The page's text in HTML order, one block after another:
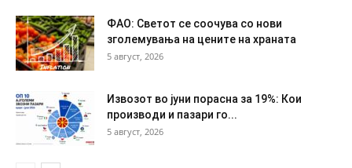
ФАО: Светот се соочува со нови
зголемувања на цените на храната
5 август, 2026
Извозот во јуни порасна за 19%: Кои
производи и пазари го...
5 август, 2026